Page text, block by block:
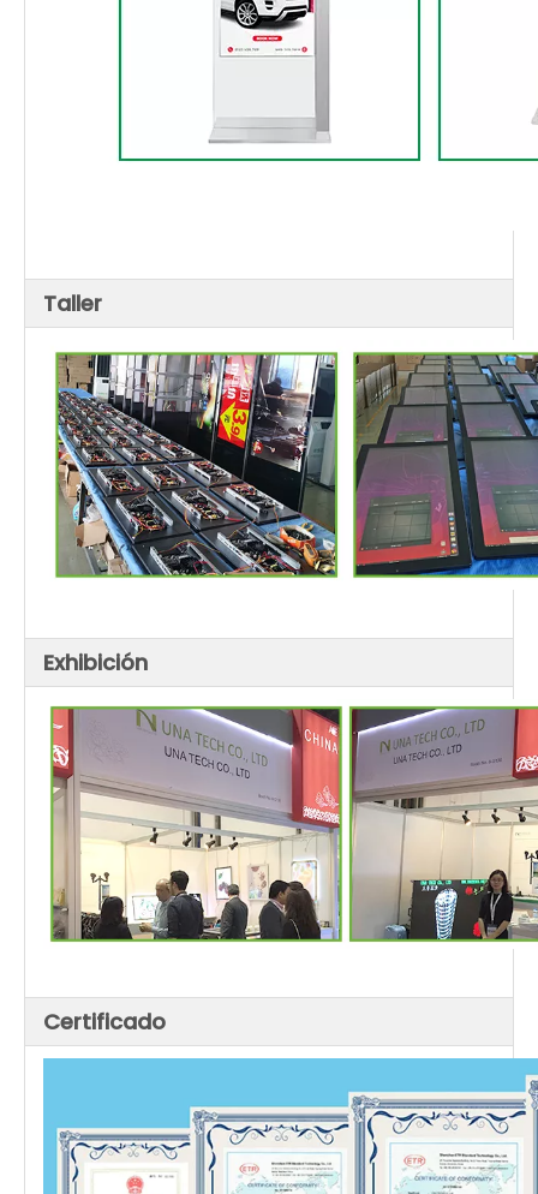
Taller
Exhibición
Certificado